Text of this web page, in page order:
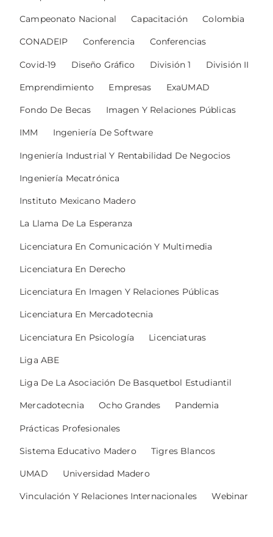
Campeonato Nacional Capacitación Colombia
CONADEIP Conferencia Conferencias
Covid-19 Diseño Gráfico División 1 División II
Emprendimiento Empresas ExaUMAD
Fondo De Becas Imagen Y Relaciones Públicas
IMM Ingeniería De Software
Ingeniería Industrial Y Rentabilidad De Negocios
Ingeniería Mecatrónica
Instituto Mexicano Madero
La Llama De La Esperanza
Licenciatura En Comunicación Y Multimedia
Licenciatura En Derecho
Licenciatura En Imagen Y Relaciones Públicas
Licenciatura En Mercadotecnia
Licenciatura En Psicología Licenciaturas
Liga ABE
Liga De La Asociación De Basquetbol Estudiantil
Mercadotecnia Ocho Grandes Pandemia
Prácticas Profesionales
Sistema Educativo Madero Tigres Blancos
UMAD Universidad Madero
Vinculación Y Relaciones Internacionales Webinar